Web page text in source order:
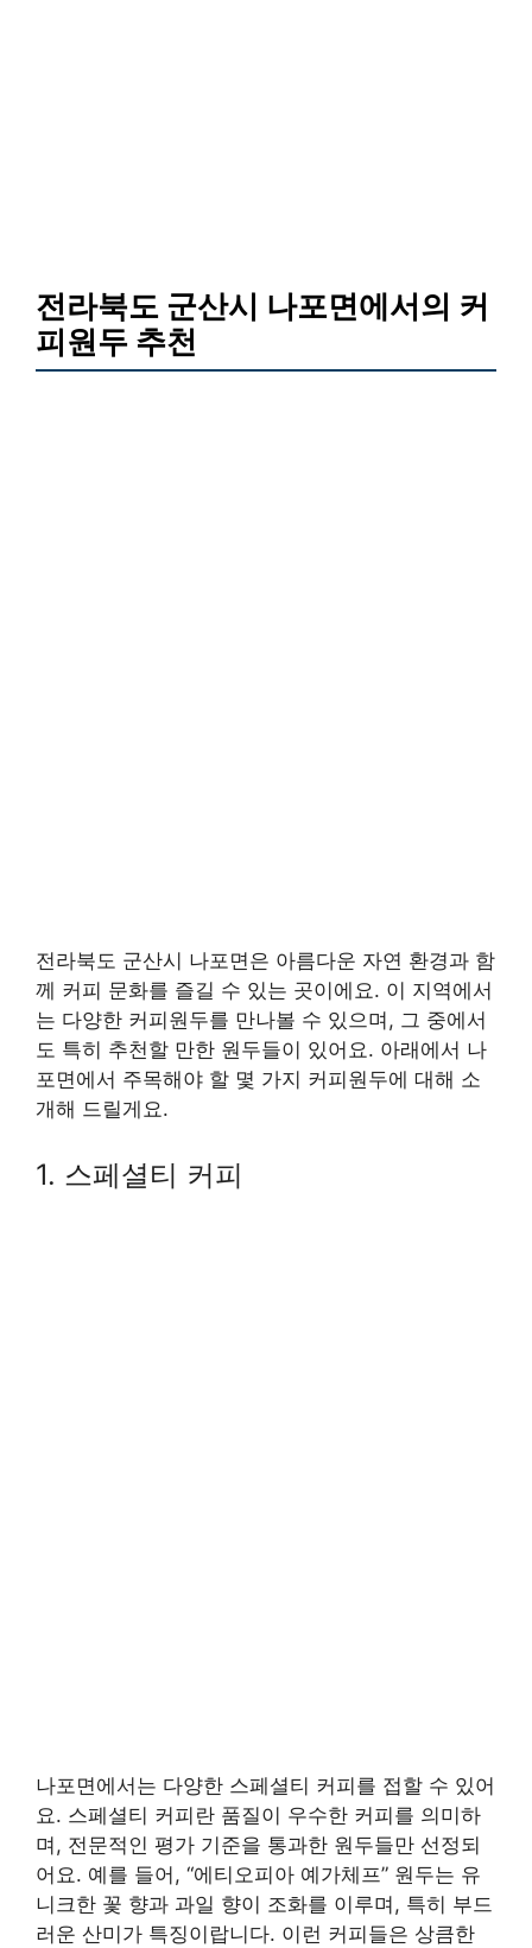
전라북도 군산시 나포면에서의 커
피원두 추천
전라북도 군산시 나포면은 아름다운 자연 환경과 함
께 커피 문화를 즐길 수 있는 곳이에요. 이 지역에서
는 다양한 커피원두를 만나볼 수 있으며, 그 중에서
도 특히 추천할 만한 원두들이 있어요. 아래에서 나
포면에서 주목해야 할 몇 가지 커피원두에 대해 소
개해 드릴게요.
1. 스페셜티 커피
나포면에서는 다양한 스페셜티 커피를 접할 수 있어
요. 스페셜티 커피란 품질이 우수한 커피를 의미하
며, 전문적인 평가 기준을 통과한 원두들만 선정되
어요. 예를 들어, “에티오피아 예가체프” 원두는 유
니크한 꽃 향과 과일 향이 조화를 이루며, 특히 부드
러운 산미가 특징이랍니다. 이런 커피들은 상큼한